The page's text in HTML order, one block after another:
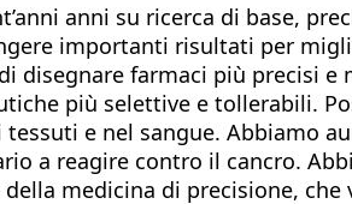
anni su ricerca di base,
importanti risultati per
disegnare farmaci più precisi
più selettive e tollerabili.
e nel sangue. Abbiamo
a reagire contro il cancro.
medicina di precisione, che